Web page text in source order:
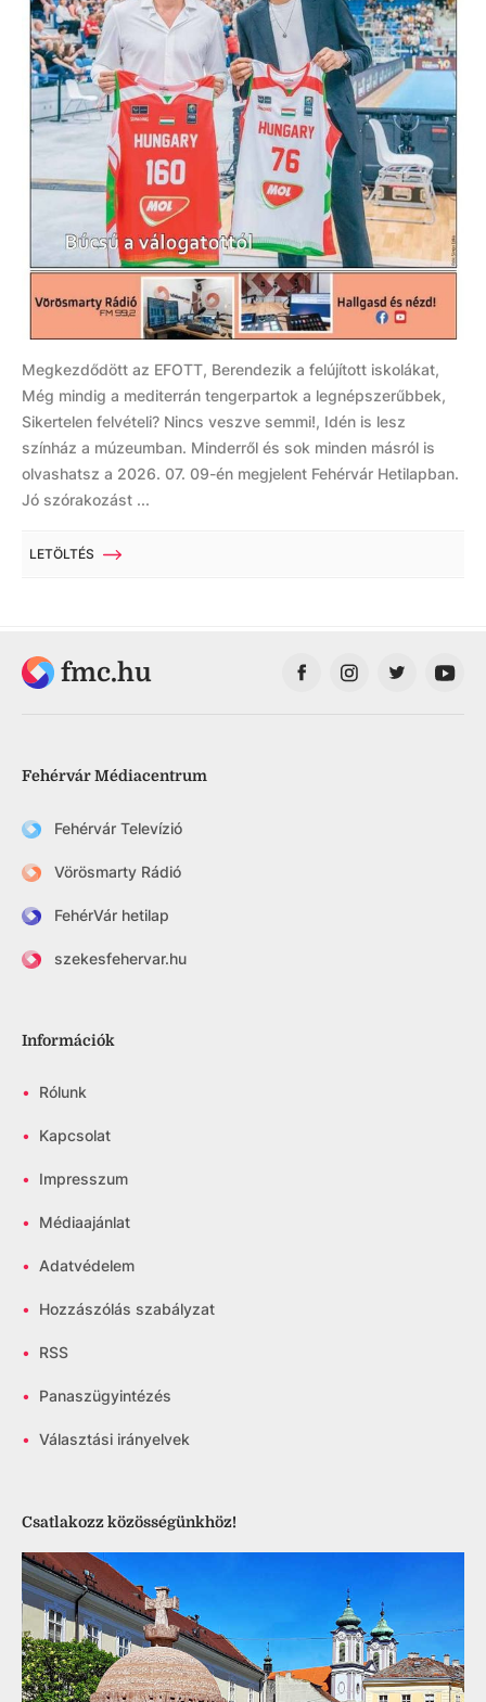
Megkezdődött az EFOTT, Berendezik a felújított iskolákat,
Még mindig a mediterrán tengerpartok a legnépszerűbbek,
Sikertelen felvételi? Nincs veszve semmi!, Idén is lesz
színház a múzeumban. Minderről és sok minden másról is
olvashatsz a 2026. 07. 09-én megjelent Fehérvár Hetilapban.
Jó szórakozást ...
LETÖLTÉS
fmc.hu
Fehérvár Médiacentrum
Fehérvár Televízió
Vörösmarty Rádió
FehérVár hetilap
szekesfehervar.hu
Információk
• Rólunk
• Kapcsolat
• Impresszum
• Médiaajánlat
• Adatvédelem
• Hozzászólás szabályzat
• RSS
• Panaszügyintézés
• Választási irányelvek
Csatlakozz közösségünkhöz!